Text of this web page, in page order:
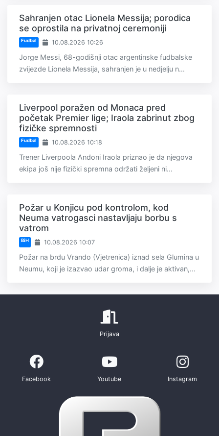
Sahranjen otac Lionela Messija; porodica
se oprostila na privatnoj ceremoniji
Fudbal 10.08.2026 10:26
Jorge Messi, 68-godišnji otac argentinske fudbalske
zvijezde Lionela Messija, sahranjen je u nedjelju n...
Liverpool poražen od Monaca pred
početak Premier lige; Iraola zabrinut zbog
fizičke spremnosti
Fudbal 10.08.2026 10:18
Trener Liverpoola Andoni Iraola priznao je da njegova
ekipa još nije fizički spremna održati željeni ni...
Požar u Konjicu pod kontrolom, kod
Neuma vatrogasci nastavljaju borbu s
vatrom
BiH 10.08.2026 10:07
Požar na brdu Vrando (Vjetrenica) iznad sela Glumina u
Neumu, koji je izazvao udar groma, i dalje je aktivan,...
Prijava
Facebook Youtube Instagram